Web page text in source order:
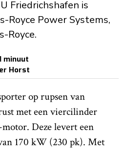
Friedrichshafen is
Royce Power Systems,
Royce.
minuut
Horst
op rupsen van
met een viercilinder
Deze levert een
170 kW (230 pk). Met